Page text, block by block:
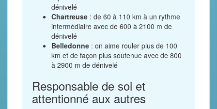
dénivelé
Chartreuse : de 60 à 110 km à un rythme
intermédiaire avec de 600 à 2100 m de
dénivelé
Belledonne : on aime rouler plus de 100
km et de façon plus soutenue avec de 800
à 2900 m de dénivelé
Responsable de soi et
attentionné aux autres